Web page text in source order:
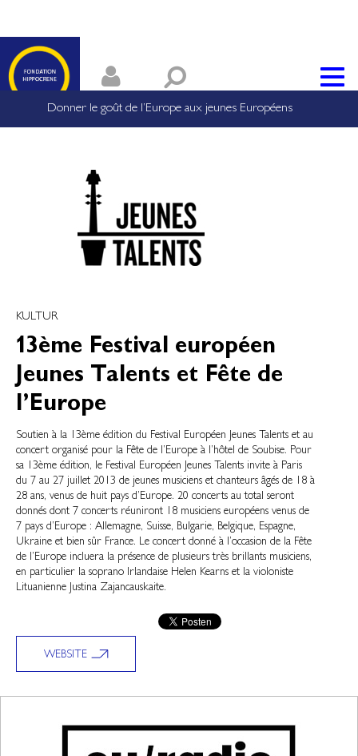
Donner le goût de l’Europe aux jeunes Européens
KULTUR
13ème Festival européen
Jeunes Talents et Fête de
l’Europe
Soutien à la 13ème édition du Festival Européen Jeunes Talents et au
concert organisé pour la Fête de l’Europe à l’hôtel de Soubise. Pour
sa 13ème édition, le Festival Européen Jeunes Talents invite à Paris
du 7 au 27 juillet 2013 de jeunes musiciens et chanteurs âgés de 18 à
28 ans, venus de huit pays d’Europe. 20 concerts au total seront
donnés dont 7 concerts réuniront 18 musiciens européens venus de
7 pays d’Europe : Allemagne, Suisse, Bulgarie, Belgique, Espagne,
Ukraine et bien sûr France. Le concert donné à l’occasion de la Fête
de l’Europe incluera la présence de plusieurs très brillants musiciens,
en particulier la soprano Irlandaise Helen Kearns et la violoniste
Lituanienne Justina Zajancauskaite.
WEBSITE